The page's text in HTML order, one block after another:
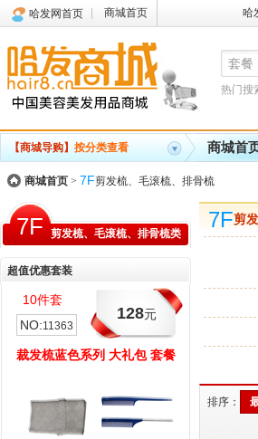
哈发网首页 商城首页 哈
热门搜
【商城导购】 按分类查看 商城首
商城首页 > 7F剪发梳、毛滚梳、排骨梳
7F 剪发梳、毛滚梳、排骨梳类
超值优惠套装
10件套
NO:11363
128元
裁发梳蓝色系列 大礼包 套餐 滚梳
7F剪
排序：